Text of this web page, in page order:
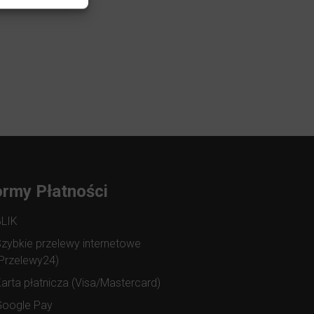
Płatności
przelewy internetowe
płatnicza (Visa/Mastercard)
Pay